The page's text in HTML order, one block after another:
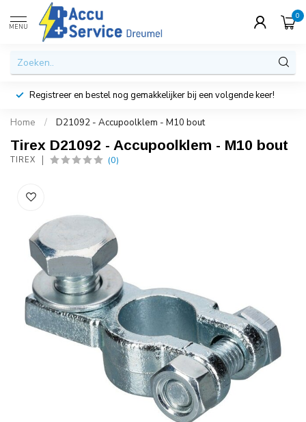
MENU
0
Registreer en bestel nog gemakkelijker bij een volgende keer!
Home / D21092 - Accupoolklem - M10 bout
Tirex D21092 - Accupoolklem - M10 bout
TIREX (0)